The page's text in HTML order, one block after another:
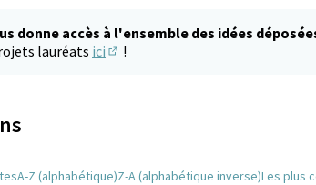
donne accès à l'ensemble des idées
lauréats ici !
A-Z (alphabétique)Z-A (alphabétique inverse)Les plus